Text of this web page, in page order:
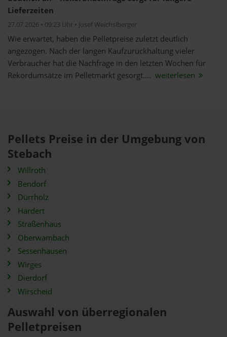
Lieferzeiten
27.07.2026 • 09:23 Uhr • Josef Weichslberger
Wie erwartet, haben die Pelletpreise zuletzt deutlich
angezogen. Nach der langen Kaufzurückhaltung vieler
Verbraucher hat die Nachfrage in den letzten Wochen für
Rekordumsätze im Pelletmarkt gesorgt.... weiterlesen
Pellets Preise in der Umgebung von
Stebach
Willroth
Bendorf
Dürrholz
Hardert
Straßenhaus
Oberwambach
Sessenhausen
Wirges
Dierdorf
Wirscheid
Auswahl von überregionalen
Pelletpreisen